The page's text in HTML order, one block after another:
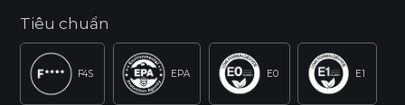
Tiêu chuẩn
F4S EPA E0 E1